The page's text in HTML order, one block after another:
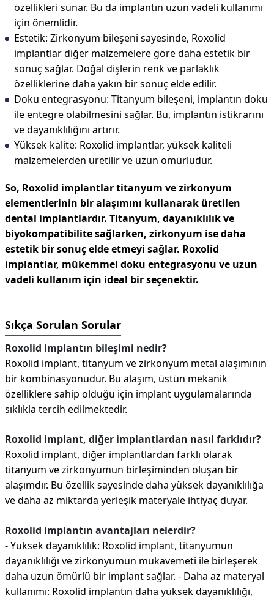
özellikleri sunar. Bu da implantın uzun vadeli kullanımı
için önemlidir.
Estetik: Zirkonyum bileşeni sayesinde, Roxolid
implantlar diğer malzemelere göre daha estetik bir
sonuç sağlar. Doğal dişlerin renk ve parlaklık
özelliklerine daha yakın bir sonuç elde edilir.
Doku entegrasyonu: Titanyum bileşeni, implantın doku
ile entegre olabilmesini sağlar. Bu, implantın istikrarını
ve dayanıklılığını artırır.
Yüksek kalite: Roxolid implantlar, yüksek kaliteli
malzemelerden üretilir ve uzun ömürlüdür.
So, Roxolid implantlar titanyum ve zirkonyum
elementlerinin bir alaşımını kullanarak üretilen
dental implantlardır. Titanyum, dayanıklılık ve
biyokompatibilite sağlarken, zirkonyum ise daha
estetik bir sonuç elde etmeyi sağlar. Roxolid
implantlar, mükemmel doku entegrasyonu ve uzun
vadeli kullanım için ideal bir seçenektir.
Sıkça Sorulan Sorular
Roxolid implantın bileşimi nedir?
Roxolid implant, titanyum ve zirkonyum metal alaşımının
bir kombinasyonudur. Bu alaşım, üstün mekanik
özelliklere sahip olduğu için implant uygulamalarında
sıklıkla tercih edilmektedir.
Roxolid implant, diğer implantlardan nasıl farklıdır?
Roxolid implant, diğer implantlardan farklı olarak
titanyum ve zirkonyumun birleşiminden oluşan bir
alaşımdır. Bu özellik sayesinde daha yüksek dayanıklılığa
ve daha az miktarda yerleşik materyale ihtiyaç duyar.
Roxolid implantın avantajları nelerdir?
- Yüksek dayanıklılık: Roxolid implant, titanyumun
dayanıklılığı ve zirkonyumun mukavemeti ile birleşerek
daha uzun ömürlü bir implant sağlar. - Daha az materyal
kullanımı: Roxolid implantın daha yüksek dayanıklılığı,